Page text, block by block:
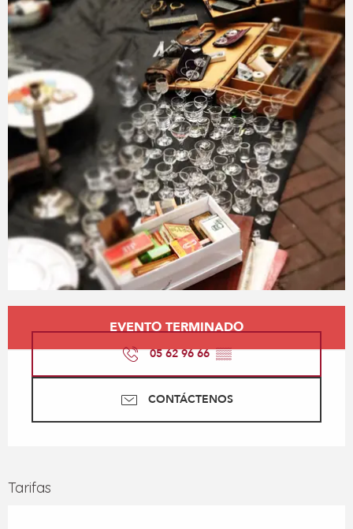
Horarios y datos de contacto
EVENTO TERMINADO
05 62 96 66▒▒
CONTÁCTENOS
Tarifas